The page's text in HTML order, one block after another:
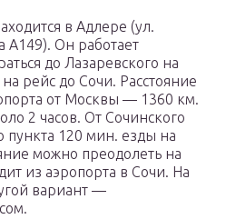
в Адлере (ул.
А149). Он работает
до Лазаревского на
рейс до Сочи. Расстояние
от Москвы — 1360 км.
2 часов. От Сочинского
пункта 120 мин. езды на
можно преодолеть на
из аэропорта в Сочи. На
вариант —